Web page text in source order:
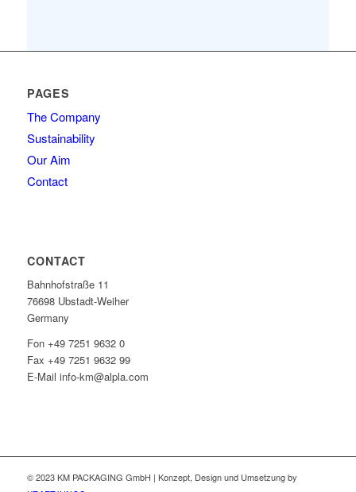
PAGES
The Company
Sustainability
Our Aim
Contact
CONTACT
Bahnhofstraße 11
76698 Ubstadt-Weiher
Germany
Fon +49 7251 9632 0
Fax +49 7251 9632 99
E-Mail info-km@alpla.com
© 2023 KM PACKAGING GmbH | Konzept, Design und Umsetzung by